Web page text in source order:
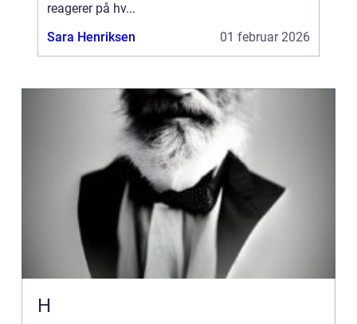
reagerer på hv...
Sara Henriksen
01 februar 2026
H